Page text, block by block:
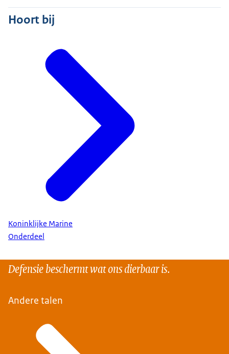
Hoort bij
Koninklijke Marine
Onderdeel
Defensie beschermt wat ons dierbaar is.
Andere talen